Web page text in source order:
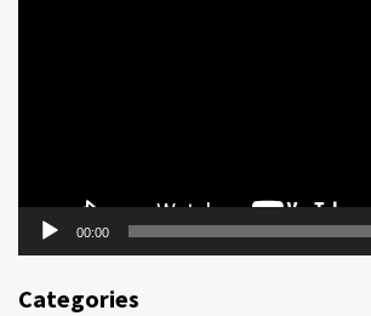
00:00
Categories